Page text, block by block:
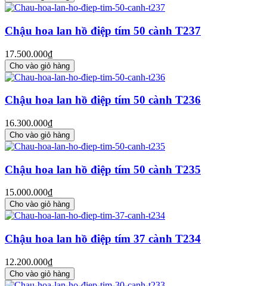
Chậu hoa lan hồ điệp tím 50 cành T237
17.500.000₫
Cho vào giỏ hàng
Chậu hoa lan hồ điệp tím 50 cành T236
16.300.000₫
Cho vào giỏ hàng
Chậu hoa lan hồ điệp tím 50 cành T235
15.000.000₫
Cho vào giỏ hàng
Chậu hoa lan hồ điệp tím 37 cành T234
12.200.000₫
Cho vào giỏ hàng